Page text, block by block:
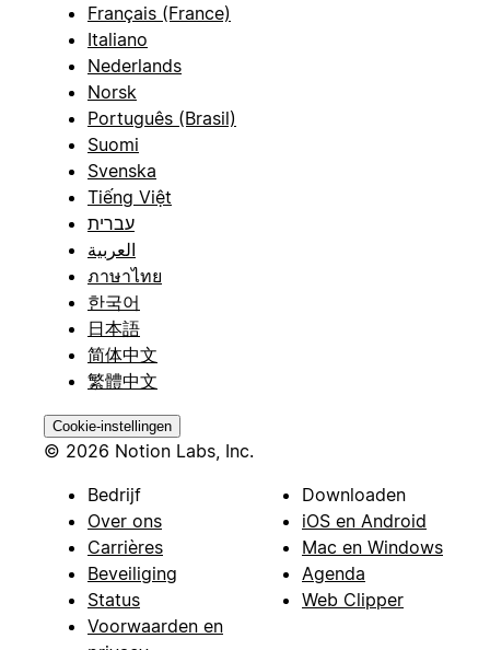
Français (France)
Italiano
Nederlands
Norsk
Português (Brasil)
Suomi
Svenska
Tiếng Việt
עברית
العربية
ภาษาไทย
한국어
日本語
简体中文
繁體中文
Cookie-instellingen
© 2026 Notion Labs, Inc.
Bedrijf
Over ons
Carrières
Beveiliging
Status
Voorwaarden en
Downloaden
iOS en Android
Mac en Windows
Agenda
Web Clipper